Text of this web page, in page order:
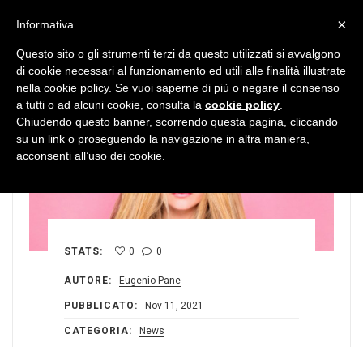
STATS: 0 0
AUTORE: Eugenio Pane
PUBBLICATO: Nov 11, 2021
CATEGORIA: News
×
Informativa
Questo sito o gli strumenti terzi da questo utilizzati si avvalgono
di cookie necessari al funzionamento ed utili alle finalità illustrate
nella cookie policy. Se vuoi saperne di più o negare il consenso
a tutti o ad alcuni cookie, consulta la cookie policy
Chiudendo questo banner, scorrendo questa pagina, cliccando
su un link o proseguendo la navigazione in altra maniera,
acconsenti all’uso dei cookie.